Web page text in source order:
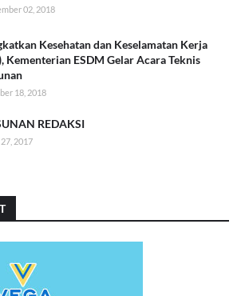
02, 2018
Kesehatan dan Keselamatan Kerja
Kementerian ESDM Gelar Acara Teknis
18, 2018
REDAKSI
27, 2017